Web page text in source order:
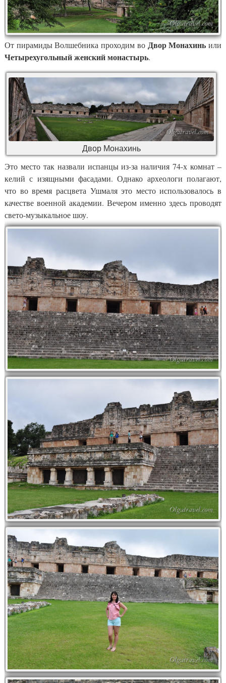
От пирамиды Волшебника проходим во Двор Монахинь или
Четырехугольный женский монастырь.
Двор Монахинь
Это место так назвали испанцы из-за наличия 74-х комнат –
келий с изящными фасадами. Однако археологи полагают,
что во время расцвета Ушмаля это место использовалось в
качестве военной академии. Вечером именно здесь проводят
свето-музыкальное шоу.